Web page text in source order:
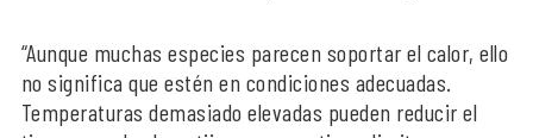
“Aunque muchas especies parecen soportar el calor, ello
no significa que estén en condiciones adecuadas.
Temperaturas demasiado elevadas pueden reducir el